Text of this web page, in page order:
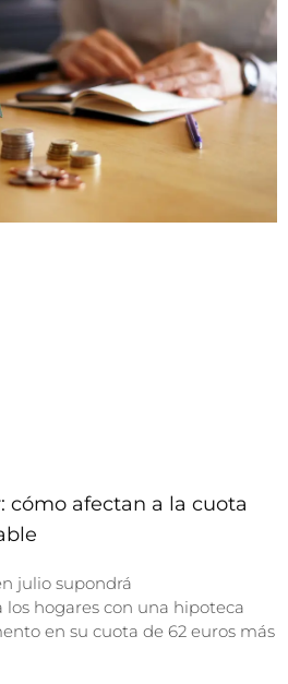
cómo afectan a la cuota
julio supondrá
hogares con una hipoteca
en su cuota de 62 euros más